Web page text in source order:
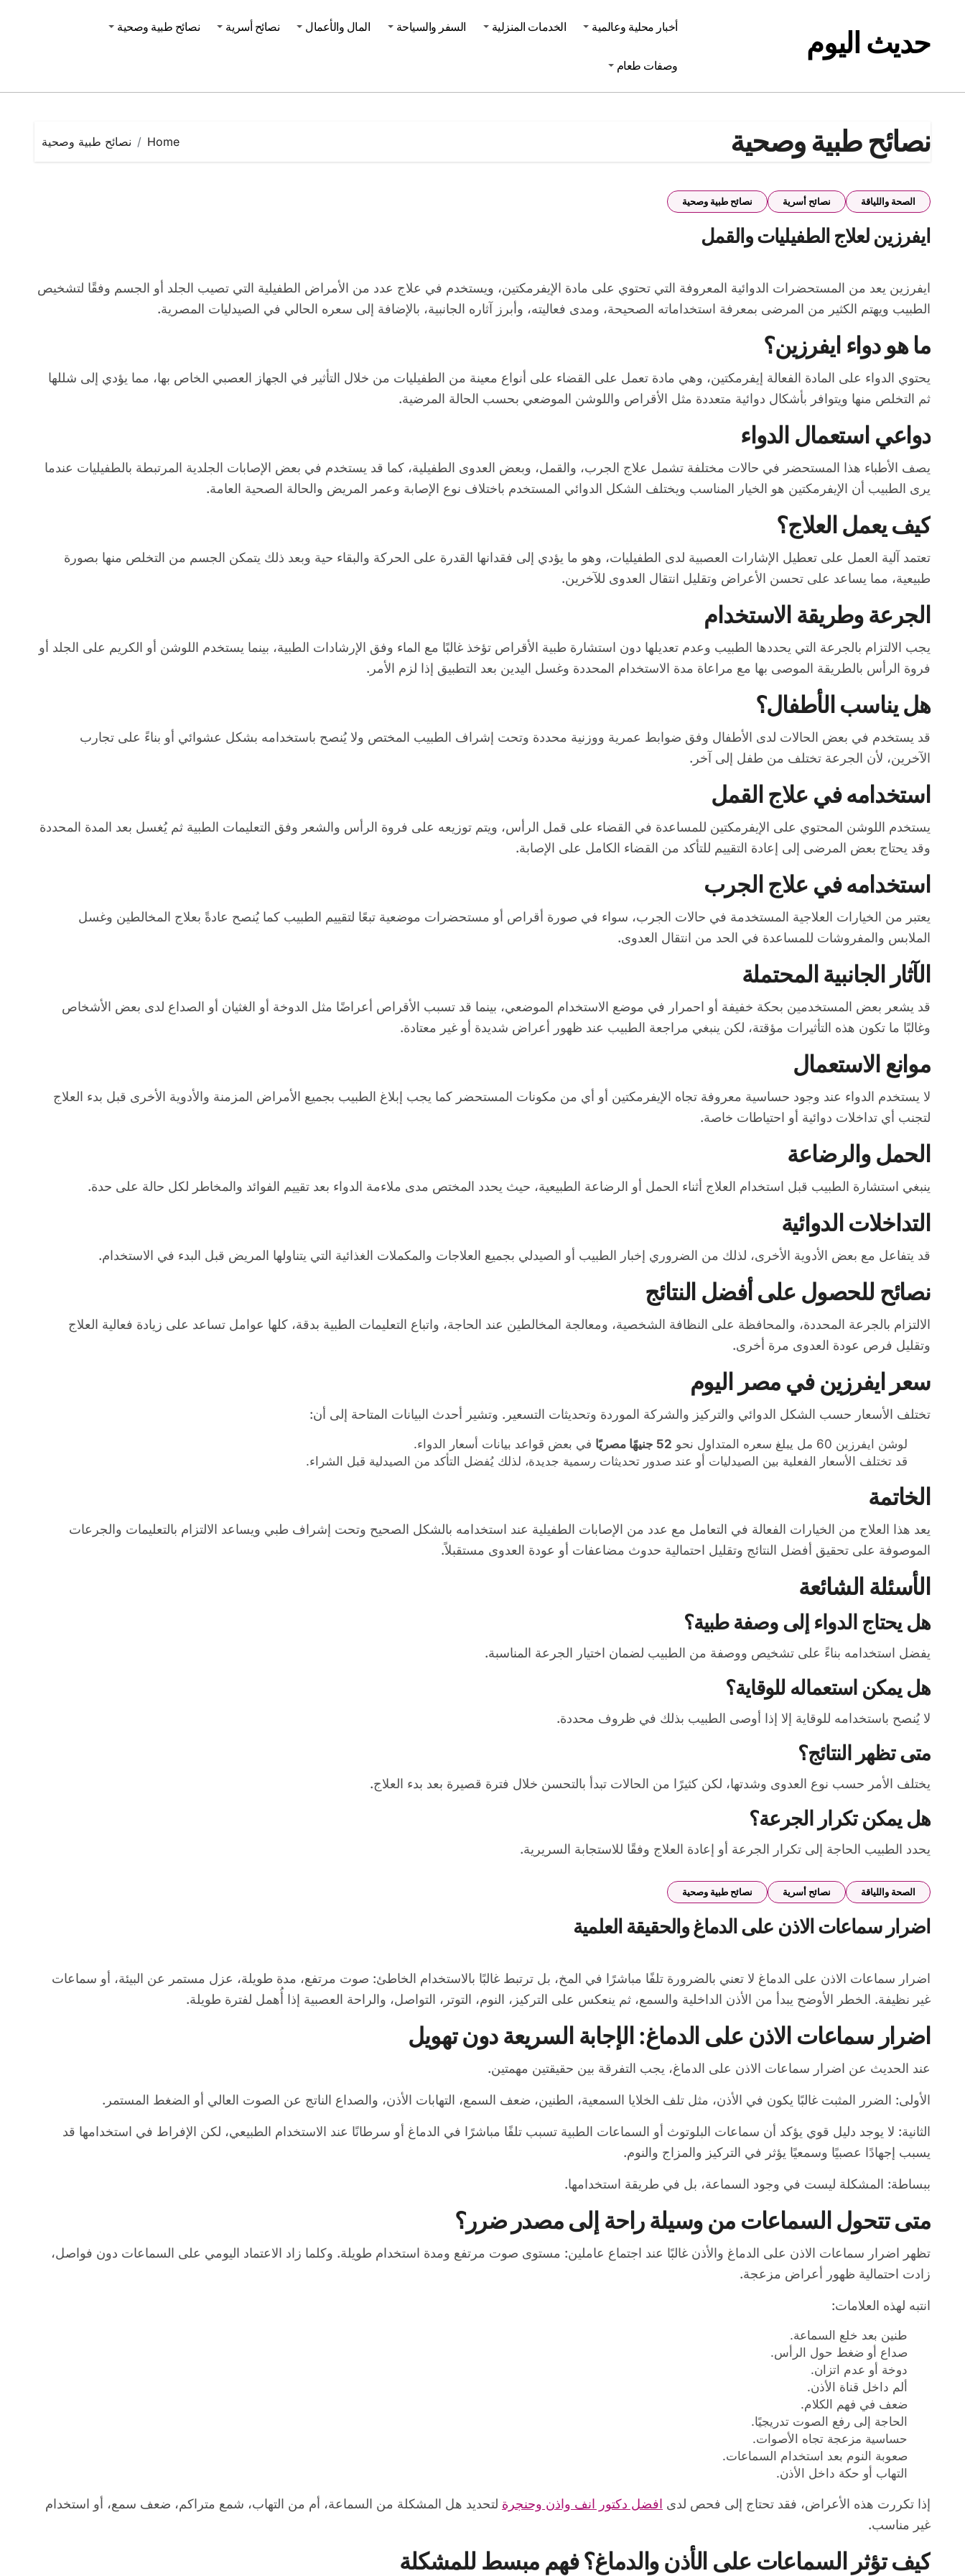
contentحديث اليوم أخبار محلية وعالمية الخدمات المنزلية السفر والسياحة المال والأعمال نصائح أسرية نصائح طبية وصحية
وصفات طعام
نصائح طبية وصحية Home نصائح طبية وصحية
الصحة واللياقة نصائح أسرية نصائح طبية وصحية
ايفرزين لعلاج الطفيليات والقمل
ايفرزين يعد من المستحضرات الدوائية المعروفة التي تحتوي على مادة الإيفرمكتين، ويستخدم في علاج عدد من الأمراض الطفيلية التي تصيب الجلد أو الجسم وفقًا لتشخيص
الطبيب ويهتم الكثير من المرضى بمعرفة استخداماته الصحيحة، ومدى فعاليته، وأبرز آثاره الجانبية، بالإضافة إلى سعره الحالي في الصيدليات المصرية.
ما هو دواء ايفرزين؟
يحتوي الدواء على المادة الفعالة إيفرمكتين، وهي مادة تعمل على القضاء على أنواع معينة من الطفيليات من خلال التأثير في الجهاز العصبي الخاص بها، مما يؤدي إلى شللها
ثم التخلص منها ويتوافر بأشكال دوائية متعددة مثل الأقراص واللوشن الموضعي بحسب الحالة المرضية.
دواعي استعمال الدواء
يصف الأطباء هذا المستحضر في حالات مختلفة تشمل علاج الجرب، والقمل، وبعض العدوى الطفيلية، كما قد يستخدم في بعض الإصابات الجلدية المرتبطة بالطفيليات عندما
يرى الطبيب أن الإيفرمكتين هو الخيار المناسب ويختلف الشكل الدوائي المستخدم باختلاف نوع الإصابة وعمر المريض والحالة الصحية العامة.
كيف يعمل العلاج؟
تعتمد آلية العمل على تعطيل الإشارات العصبية لدى الطفيليات، وهو ما يؤدي إلى فقدانها القدرة على الحركة والبقاء حية وبعد ذلك يتمكن الجسم من التخلص منها بصورة
طبيعية، مما يساعد على تحسن الأعراض وتقليل انتقال العدوى للآخرين.
الجرعة وطريقة الاستخدام
يجب الالتزام بالجرعة التي يحددها الطبيب وعدم تعديلها دون استشارة طبية الأقراص تؤخذ غالبًا مع الماء وفق الإرشادات الطبية، بينما يستخدم اللوشن أو الكريم على الجلد أو
فروة الرأس بالطريقة الموصى بها مع مراعاة مدة الاستخدام المحددة وغسل اليدين بعد التطبيق إذا لزم الأمر.
هل يناسب الأطفال؟
قد يستخدم في بعض الحالات لدى الأطفال وفق ضوابط عمرية ووزنية محددة وتحت إشراف الطبيب المختص ولا يُنصح باستخدامه بشكل عشوائي أو بناءً على تجارب
الآخرين، لأن الجرعة تختلف من طفل إلى آخر.
استخدامه في علاج القمل
يستخدم اللوشن المحتوي على الإيفرمكتين للمساعدة في القضاء على قمل الرأس، ويتم توزيعه على فروة الرأس والشعر وفق التعليمات الطبية ثم يُغسل بعد المدة المحددة
وقد يحتاج بعض المرضى إلى إعادة التقييم للتأكد من القضاء الكامل على الإصابة.
استخدامه في علاج الجرب
يعتبر من الخيارات العلاجية المستخدمة في حالات الجرب، سواء في صورة أقراص أو مستحضرات موضعية تبعًا لتقييم الطبيب كما يُنصح عادةً بعلاج المخالطين وغسل
الملابس والمفروشات للمساعدة في الحد من انتقال العدوى.
الآثار الجانبية المحتملة
قد يشعر بعض المستخدمين بحكة خفيفة أو احمرار في موضع الاستخدام الموضعي، بينما قد تسبب الأقراص أعراضًا مثل الدوخة أو الغثيان أو الصداع لدى بعض الأشخاص
وغالبًا ما تكون هذه التأثيرات مؤقتة، لكن ينبغي مراجعة الطبيب عند ظهور أعراض شديدة أو غير معتادة.
موانع الاستعمال
لا يستخدم الدواء عند وجود حساسية معروفة تجاه الإيفرمكتين أو أي من مكونات المستحضر كما يجب إبلاغ الطبيب بجميع الأمراض المزمنة والأدوية الأخرى قبل بدء العلاج
لتجنب أي تداخلات دوائية أو احتياطات خاصة.
الحمل والرضاعة
ينبغي استشارة الطبيب قبل استخدام العلاج أثناء الحمل أو الرضاعة الطبيعية، حيث يحدد المختص مدى ملاءمة الدواء بعد تقييم الفوائد والمخاطر لكل حالة على حدة.
التداخلات الدوائية
قد يتفاعل مع بعض الأدوية الأخرى، لذلك من الضروري إخبار الطبيب أو الصيدلي بجميع العلاجات والمكملات الغذائية التي يتناولها المريض قبل البدء في الاستخدام.
نصائح للحصول على أفضل النتائج
الالتزام بالجرعة المحددة، والمحافظة على النظافة الشخصية، ومعالجة المخالطين عند الحاجة، واتباع التعليمات الطبية بدقة، كلها عوامل تساعد على زيادة فعالية العلاج
وتقليل فرص عودة العدوى مرة أخرى.
سعر ايفرزين في مصر اليوم
تختلف الأسعار حسب الشكل الدوائي والتركيز والشركة الموردة وتحديثات التسعير. وتشير أحدث البيانات المتاحة إلى أن:
لوشن ايفرزين 60 مل يبلغ سعره المتداول نحو 52 جنيهًا مصريًا
في بعض قواعد بيانات أسعار الدواء.
قد تختلف الأسعار الفعلية بين الصيدليات أو عند صدور تحديثات رسمية جديدة، لذلك يُفضل التأكد من الصيدلية قبل الشراء.
الخاتمة
يعد هذا العلاج من الخيارات الفعالة في التعامل مع عدد من الإصابات الطفيلية عند استخدامه بالشكل الصحيح وتحت إشراف طبي ويساعد الالتزام بالتعليمات والجرعات
الموصوفة على تحقيق أفضل النتائج وتقليل احتمالية حدوث مضاعفات أو عودة العدوى مستقبلاً.
الأسئلة الشائعة
هل يحتاج الدواء إلى وصفة طبية؟
يفضل استخدامه بناءً على تشخيص ووصفة من الطبيب لضمان اختيار الجرعة المناسبة.
هل يمكن استعماله للوقاية؟
لا يُنصح باستخدامه للوقاية إلا إذا أوصى الطبيب بذلك في ظروف محددة.
متى تظهر النتائج؟
يختلف الأمر حسب نوع العدوى وشدتها، لكن كثيرًا من الحالات تبدأ بالتحسن خلال فترة قصيرة بعد بدء العلاج.
هل يمكن تكرار الجرعة؟
يحدد الطبيب الحاجة إلى تكرار الجرعة أو إعادة العلاج وفقًا للاستجابة السريرية.
الصحة واللياقة نصائح أسرية نصائح طبية وصحية
اضرار سماعات الاذن على الدماغ والحقيقة العلمية
اضرار سماعات الاذن على الدماغ لا تعني بالضرورة تلفًا مباشرًا في المخ، بل ترتبط غالبًا بالاستخدام الخاطئ: صوت مرتفع، مدة طويلة، عزل مستمر عن البيئة، أو سماعات
غير نظيفة. الخطر الأوضح يبدأ من الأذن الداخلية والسمع، ثم ينعكس على التركيز، النوم، التوتر، التواصل، والراحة العصبية إذا أُهمل لفترة طويلة.
اضرار سماعات الاذن على الدماغ: الإجابة السريعة دون تهويل
عند الحديث عن اضرار سماعات الاذن على الدماغ، يجب التفرقة بين حقيقتين مهمتين.
الأولى: الضرر المثبت غالبًا يكون في الأذن، مثل تلف الخلايا السمعية، الطنين، ضعف السمع، التهابات الأذن، والصداع الناتج عن الصوت العالي أو الضغط المستمر.
الثانية: لا يوجد دليل قوي يؤكد أن سماعات البلوتوث أو السماعات الطبية تسبب تلفًا مباشرًا في الدماغ أو سرطانًا عند الاستخدام الطبيعي، لكن الإفراط في استخدامها قد
يسبب إجهادًا عصبيًا وسمعيًا يؤثر في التركيز والمزاج والنوم.
ببساطة: المشكلة ليست في وجود السماعة، بل في طريقة استخدامها.
متى تتحول السماعات من وسيلة راحة إلى مصدر ضرر؟
تظهر اضرار سماعات الاذن على الدماغ والأذن غالبًا عند اجتماع عاملين: مستوى صوت مرتفع ومدة استخدام طويلة. وكلما زاد الاعتماد اليومي على السماعات دون فواصل،
زادت احتمالية ظهور أعراض مزعجة.
انتبه لهذه العلامات:
طنين بعد خلع السماعة.
صداع أو ضغط حول الرأس.
دوخة أو عدم اتزان.
ألم داخل قناة الأذن.
ضعف في فهم الكلام.
الحاجة إلى رفع الصوت تدريجيًا.
حساسية مزعجة تجاه الأصوات.
صعوبة النوم بعد استخدام السماعات.
التهاب أو حكة داخل الأذن.
إذا تكررت هذه الأعراض، فقد تحتاج إلى فحص لدى افضل دكتور انف واذن وحنجرة لتحديد هل المشكلة من السماعة، أم من التهاب، شمع متراكم، ضعف سمع، أو استخدام
غير مناسب.
كيف تؤثر السماعات على الأذن والدماغ؟ فهم مبسط للمشكلة